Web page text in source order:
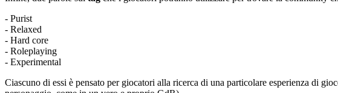
- Purist
- Relaxed
- Hard core
- Roleplaying
- Experimental
Ciascuno di essi è pensato per giocatori alla ricerca di una particolare esperienza di